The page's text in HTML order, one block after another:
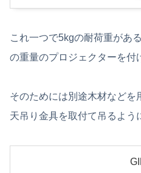
これ一つで5kgの耐荷重があ
の重量のプロジェクターを付
そのためには別途木材などを
天吊り金具を取付て吊るよう